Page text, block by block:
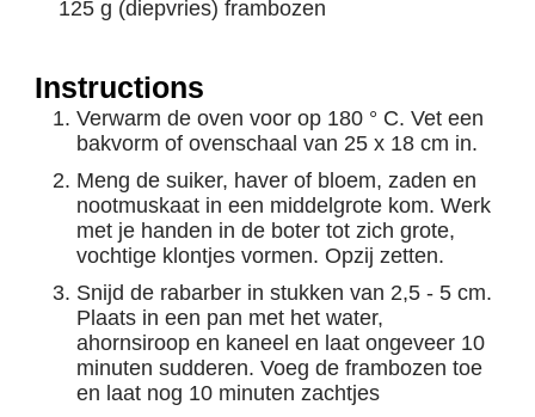
125 g (diepvries) frambozen
Instructions
Verwarm de oven voor op 180 ° C. Vet een
bakvorm of ovenschaal van 25 x 18 cm in.
Meng de suiker, haver of bloem, zaden en
nootmuskaat in een middelgrote kom. Werk
met je handen in de boter tot zich grote,
vochtige klontjes vormen. Opzij zetten.
Snijd de rabarber in stukken van 2,5 - 5 cm.
Plaats in een pan met het water,
ahornsiroop en kaneel en laat ongeveer 10
minuten sudderen. Voeg de frambozen toe
en laat nog 10 minuten zachtjes